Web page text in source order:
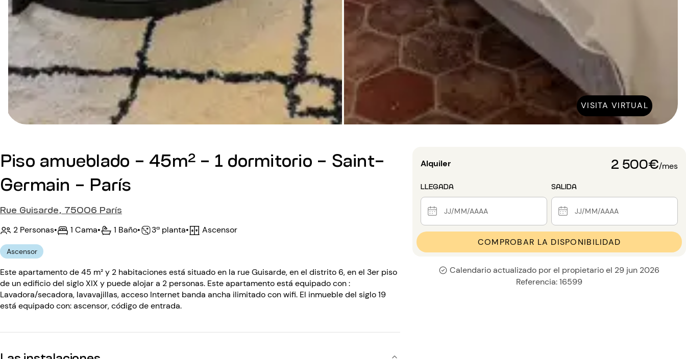
VISITA VIRTUAL
Piso amueblado - 45m² - 1 dormitorio - Saint-
Germain - París
Rue Guisarde, 75006 París
2 Personas• 1 Cama• 1 Baño• 3ª planta• Ascensor
Ascensor
Este apartamento de 45 m² y 2 habitaciones está situado en la rue Guisarde, en el distrito 6, en el 3er piso
de un edificio del siglo XIX y puede alojar a 2 personas. Este apartamento está equipado con :
Lavadora/secadora, lavavajillas, acceso Internet banda ancha ilimitado con wifi. El inmueble del siglo 19
está equipado con: ascensor, código de entrada.
Alquiler 2 500€/mes
LLEGADA SALIDA
COMPROBAR LA DISPONIBILIDAD
Calendario actualizado por el propietario el 29 jun 2026
Referencia: 16599